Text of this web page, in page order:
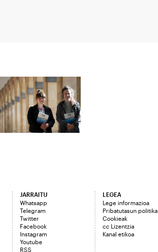
JARRAITU
Whatsapp
Telegram
Twitter
Facebook
Instagram
Youtube
RSS
LEGEA
Lege informazioa
Pribatutasun politika
Cookieak
cc Lizentzia
Kanal etikoa